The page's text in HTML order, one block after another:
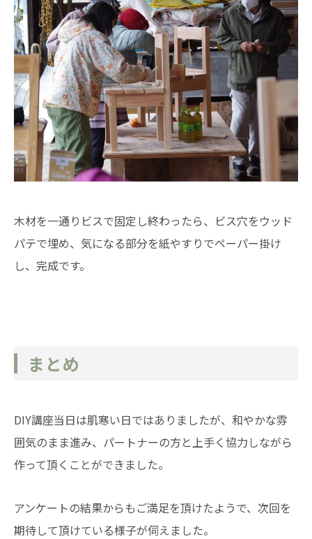
木材を一通りビスで固定し終わったら、ビス穴をウッド
パテで埋め、気になる部分を紙やすりでペーパー掛け
し、完成です。
まとめ
DIY講座当日は肌寒い日ではありましたが、和やかな雰
囲気のまま進み、パートナーの方と上手く協力しながら
作って頂くことができました。
アンケートの結果からもご満足を頂けたようで、次回を
期待して頂けている様子が伺えました。